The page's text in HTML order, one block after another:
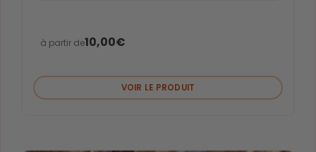
à partir de10,00€
VOIR LE PRODUIT